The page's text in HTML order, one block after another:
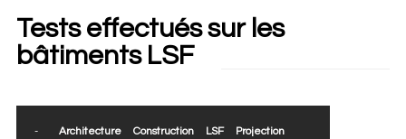
Tests effectués sur les
bâtiments LSF
- Architecture Construction LSF Projection